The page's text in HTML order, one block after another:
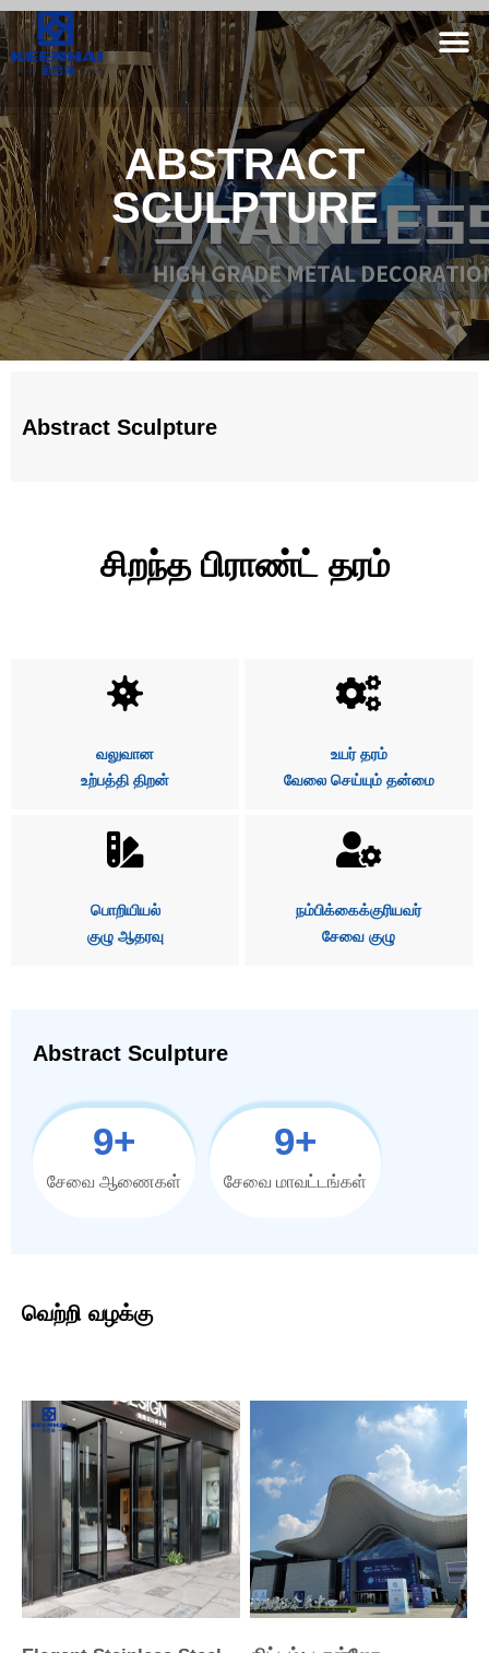
ABSTRACT
SCULPTURE
Abstract Sculpture
சிறந்த பிராண்ட் தரம்
வலுவான
உற்பத்தி திறன்
உயர் தரம்
வேலை செய்யும் தன்மை
பொறியியல்
குழு ஆதரவு
நம்பிக்கைக்குரியவர்
சேவை குழு
Abstract Sculpture
10+
சேவை ஆணைகள்
10+
சேவை மாவட்டங்கள்
வெற்றி வழக்கு